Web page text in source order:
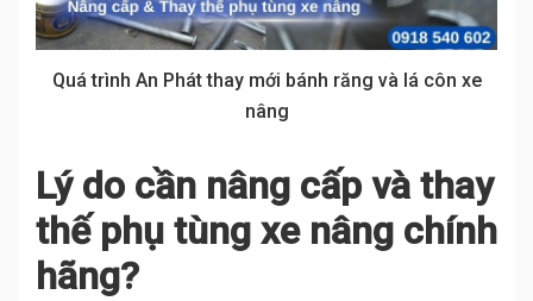
Quá trình An Phát thay mới bánh răng và lá côn xe
nâng
Lý do cần nâng cấp và thay
thế phụ tùng xe nâng chính
hãng?